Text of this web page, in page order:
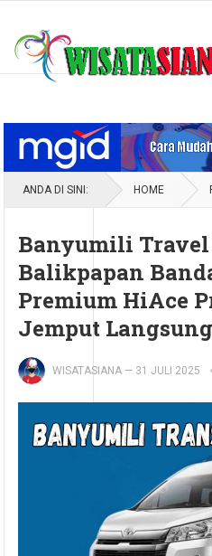
ANDA DI SINI: HOME
Banyumili Travel
Balikpapan
Premium HiAce
Jemput Langsung
WISATASIANA — 31 JULI 2025